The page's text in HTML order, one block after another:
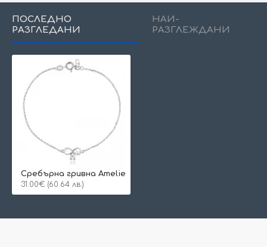
ПОСЛЕДНО
РАЗГЛЕДАНИ
НАЙ-
РАЗГЛЕЖДАНИ
Сребърна гривна Amelie
31.00€ (60.64 лв.)